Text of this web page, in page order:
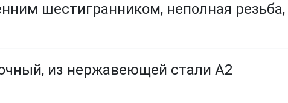
шестигранником, неполная
из нержавеющей стали A2